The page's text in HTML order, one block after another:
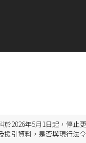
於2026年5月1日起，停止
援引資料，是否與現行法